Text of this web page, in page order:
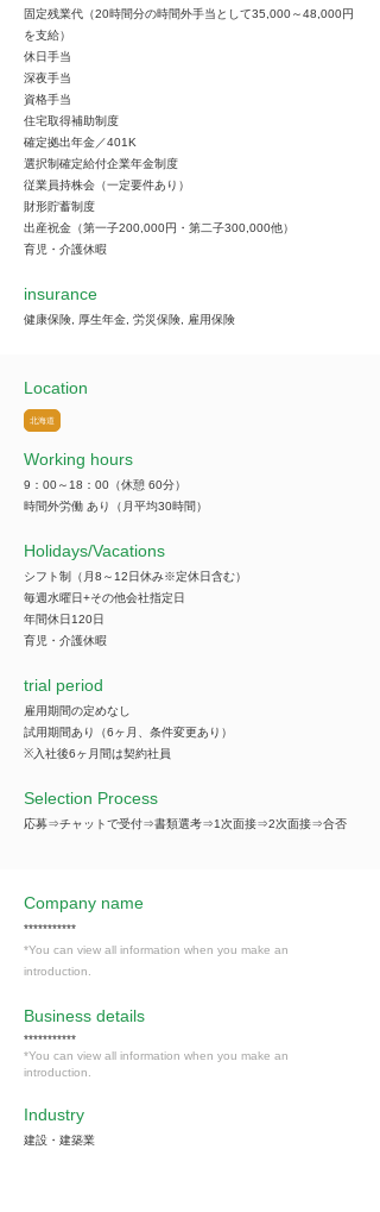
固定残業代（20時間分の時間外手当として35,000～48,000円
を支給）
休日手当
深夜手当
資格手当
住宅取得補助制度
確定拠出年金／401K
選択制確定給付企業年金制度
従業員持株会（一定要件あり）
財形貯蓄制度
出産祝金（第一子200,000円・第二子300,000他）
育児・介護休暇
insurance
健康保険, 厚生年金, 労災保険, 雇用保険
Location
北海道
Working hours
9：00～18：00（休憩 60分）
時間外労働 あり（月平均30時間）
​Holidays/Vacations
シフト制（月8～12日休み※定休日含む）
毎週水曜日+その他会社指定日
年間休日120日
育児・介護休暇
trial period
雇用期間の定めなし
試用期間あり（6ヶ月、条件変更あり）
※入社後6ヶ月間は契約社員
Selection Process
応募⇒チャットで受付⇒書類選考⇒1次面接⇒2次面接⇒合否
Company name
***********
*You can view all information when you make an
introduction.
​Business details
***********
*You can view all information when you make an
introduction.
Industry
建設・建築業